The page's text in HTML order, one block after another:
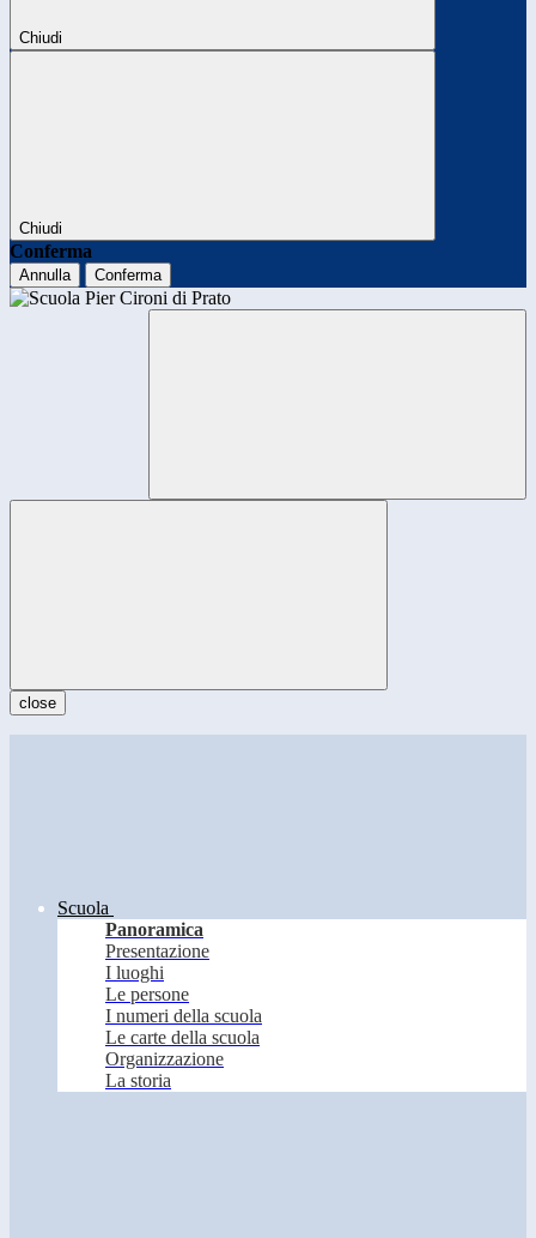
Chiudi
Chiudi
Conferma
Annulla Conferma
close
Scuola
Panoramica
Presentazione
I luoghi
Le persone
I numeri della scuola
Le carte della scuola
Organizzazione
La storia